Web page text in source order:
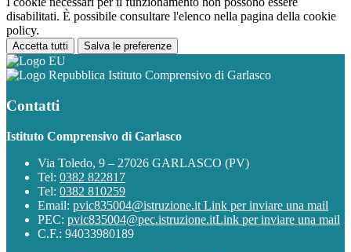
disabilitati. È possibile consultare l'elenco nella pagina della cookie
policy.
Accetta tutti Salva le preferenze
Istituto Comprensivo di Garlasco
Contatti
Istituto Comprensivo di Garlasco
Via Toledo, 9 – 27026 GARLASCO (PV)
Tel: 0382 822817
Tel: 0382 810259
Email: pvic835004@istruzione.it Link per inviare una mail
PEC: pvic835004@pec.istruzione.itLink per inviare una mail
C.F.: 94033980189